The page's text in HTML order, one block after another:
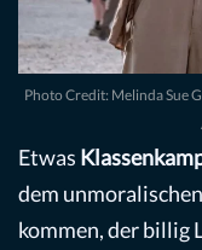
Photo Credit: Melinda Sue
Etwas
dem
kommen, der billig